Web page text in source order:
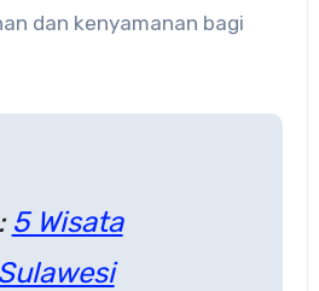
dan kenyamanan bagi
5 Wisata